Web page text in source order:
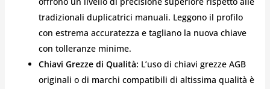
tradizionali duplicatrici manuali. Leggono il profilo
con estrema accuratezza e tagliano la nuova chiave
con tolleranze minime.
Chiavi Grezze di Qualità: L’uso di chiavi grezze AGB
originali o di marchi compatibili di altissima qualità è